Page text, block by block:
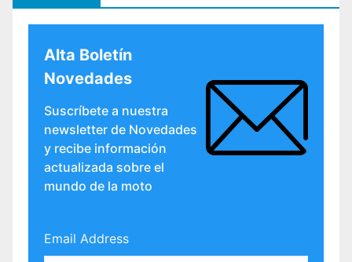
Alta Boletín
Novedades
Suscríbete a nuestra
newsletter de Novedades
y recibe información
actualizada sobre el
mundo de la moto
Email Address